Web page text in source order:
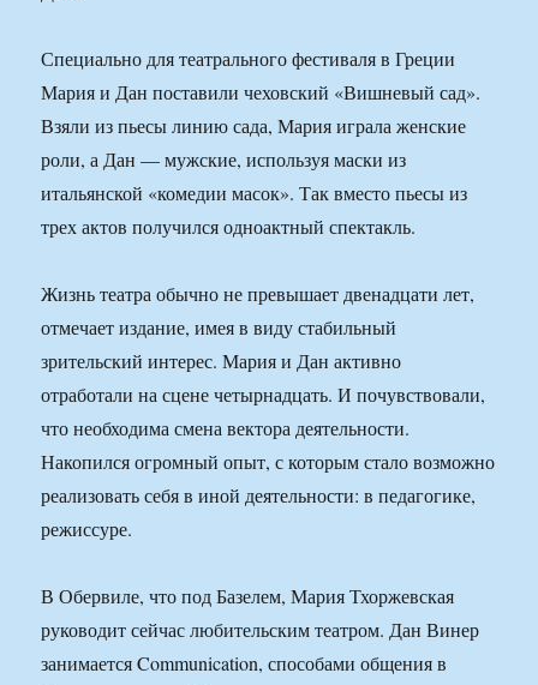
Специально для театрального фестиваля в Греции
Мария и Дан поставили чеховский «Вишневый сад».
Взяли из пьесы линию сада, Мария играла женские
роли, а Дан — мужские, используя маски из
итальянской «комедии масок». Так вместо пьесы из
трех актов получился одноактный спектакль.
Жизнь театра обычно не превышает двенадцати лет,
отмечает издание, имея в виду стабильный
зрительский интерес. Мария и Дан активно
отработали на сцене четырнадцать. И почувствовали,
что необходима смена вектора деятельности.
Накопился огромный опыт, с которым стало возможно
реализовать себя в иной деятельности: в педагогике,
режиссуре.
В Обервиле, что под Базелем, Мария Тхоржевская
руководит сейчас любительским театром. Дан Винер
занимается Communication, способами общения в